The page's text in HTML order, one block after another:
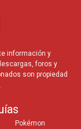
información y
foros y
son propiedad
Pokémon